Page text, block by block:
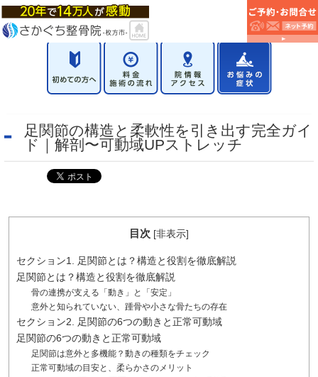
足関節の構造と柔軟性を引き出す完全ガイ
ド｜解剖〜可動域UPストレッチ
目次 [非表示]
セクション1. 足関節とは？構造と役割を徹底解説
足関節とは？構造と役割を徹底解説
骨の連携が支える「動き」と「安定」
意外と知られていない、踵骨や小さな骨たちの存在
セクション2. 足関節の6つの動きと正常可動域
足関節の6つの動きと正常可動域
足関節は意外と多機能？動きの種類をチェック
正常可動域の目安と、柔らかさのメリット